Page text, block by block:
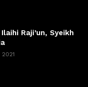
Raji’un, Syeikh